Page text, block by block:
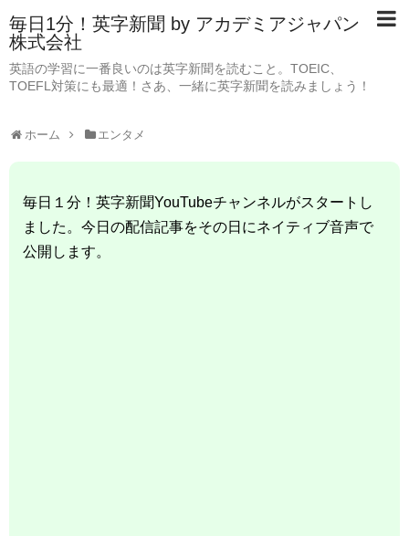
毎日1分！英字新聞 by アカデミアジャパン
株式会社
英語の学習に一番良いのは英字新聞を読むこと。TOEIC、
TOEFL対策にも最適！さあ、一緒に英字新聞を読みましょう！
ホーム エンタメ
毎日１分！英字新聞YouTubeチャンネルがスタートし
ました。今日の配信記事をその日にネイティブ音声で
公開します。